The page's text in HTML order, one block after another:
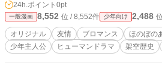
24h.ポイント 0pt
一般漫画 8,552 位 / 8,552件 少年向け 2,488
オリジナル 友情 ブロマンス
ほのぼの
少年主人公
ヒューマンドラマ 架空歴史